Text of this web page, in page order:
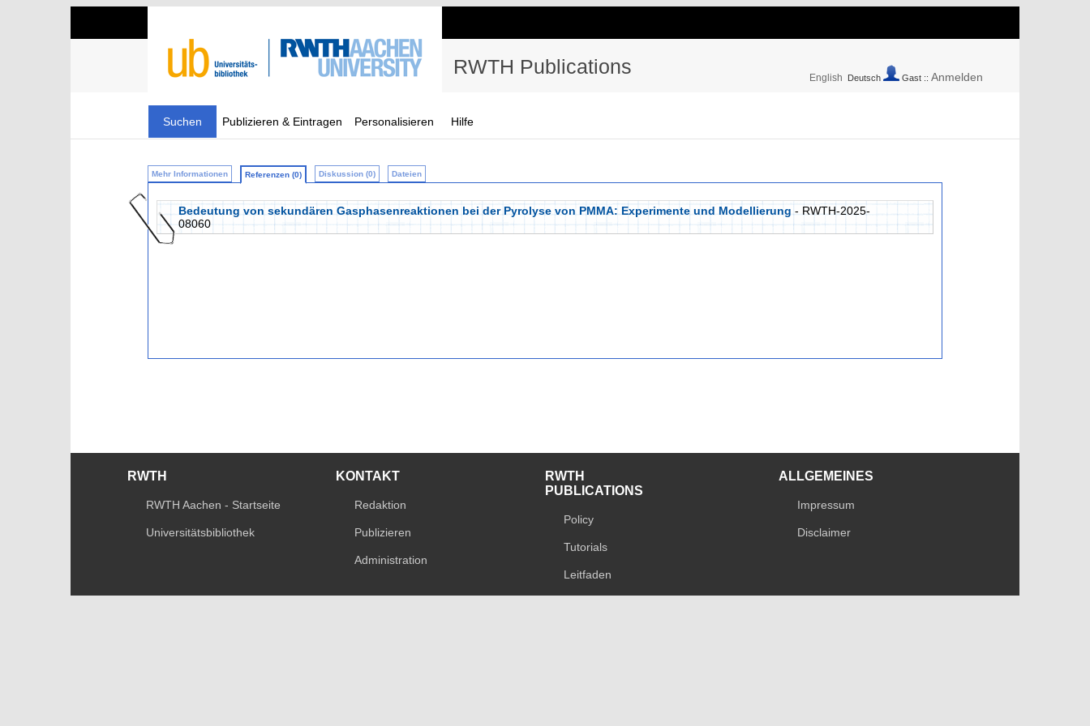
RWTH Publications English Deutsch Gast :: Anmelden
Suchen Publizieren & Eintragen Personalisieren Hilfe
Mehr Informationen Referenzen (0) Diskussion (0) Dateien
Bedeutung von sekundären Gasphasenreaktionen bei der Pyrolyse von PMMA: Experimente und Modellierung - RWTH-2025-
08060
RWTH
RWTH Aachen - Startseite
Universitätsbibliothek
KONTAKT
Redaktion
Publizieren
Administration
RWTH
PUBLICATIONS
Policy
Tutorials
Leitfaden
ALLGEMEINES
Impressum
Disclaimer